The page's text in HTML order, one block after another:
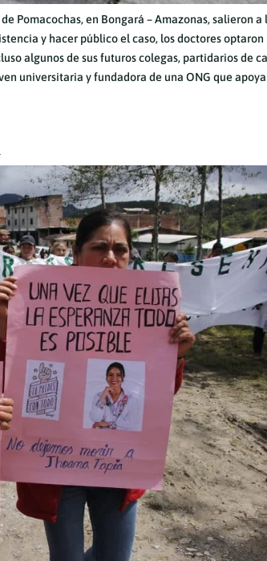
Pomacochas, en Bongará – Amazonas, salieron a
y hacer público el caso, los doctores optaron
algunos de sus futuros colegas, partidarios de
universitaria y fundadora de una ONG que apoya